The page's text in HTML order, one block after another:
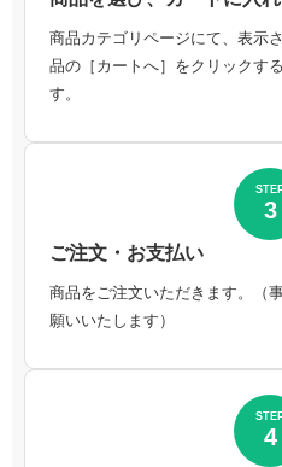
商品カテゴリページにて、表示
品の［カートへ］をクリックす
す。
3
ご注文・お支払い
商品をご注文いただきます。（
願いいたします）
4